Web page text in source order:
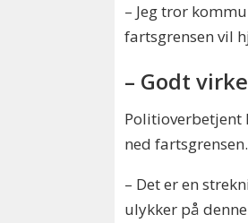
– Jeg tror
fartsgrensen vil
– Godt
Politioverbetjent
ned fartsgrensen.
– Det er en
ulykker på